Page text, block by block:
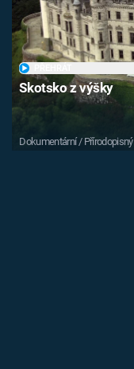
Skotsko z výšky
Dokumentární / Přírodopisný